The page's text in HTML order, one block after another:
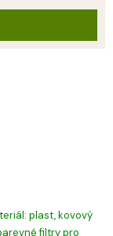
plast, kovový
filtry pro